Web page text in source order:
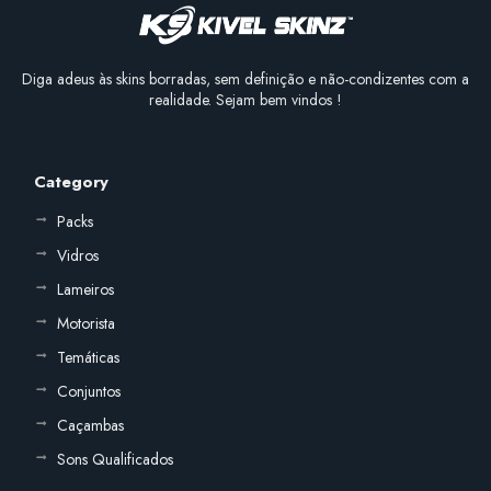
Diga adeus às skins borradas, sem definição e não-condizentes com a
realidade. Sejam bem vindos !
Category
Packs
Vidros
Lameiros
Motorista
Temáticas
Conjuntos
Caçambas
Sons Qualificados